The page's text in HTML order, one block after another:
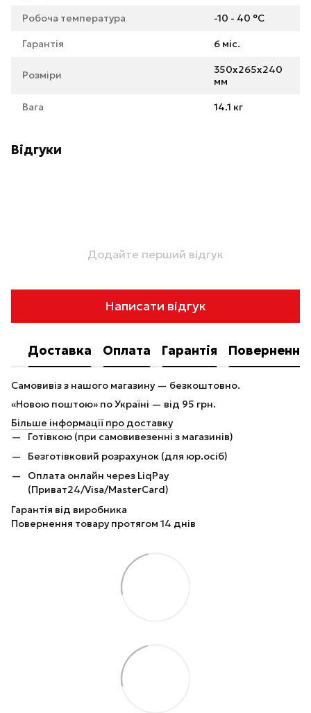
Робоча температура -10 - 40 °C
Гарантія 6 міс.
Розміри
350x265x240
мм
Вага 14.1 кг
Відгуки
Додайте перший відгук
Написати відгук
Доставка Оплата Гарантія Повернення
Самовивіз з нашого магазину — безкоштовно.
«Новою поштою» по Україні — від 95 грн.
Більше інформації про доставку
Готівкою (при самовивезенні з магазинів)
Безготівковий розрахунок (для юр.осіб)
Оплата онлайн через LiqPay
(Приват24/Visa/MasterCard)
Гарантія від виробника
Повернення товару протягом 14 днів